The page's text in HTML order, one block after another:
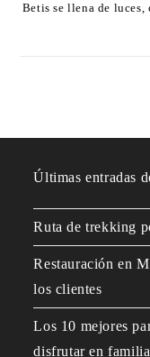
Betis se llena de luces,
Últimas entradas
Ruta de trekking
Restauración en
los clientes
Los 10 mejores
disfrutar en familia